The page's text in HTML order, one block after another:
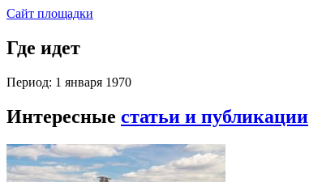
Сайт площадки
Где идет
Период: 1 января 1970
Интересные статьи и публикации